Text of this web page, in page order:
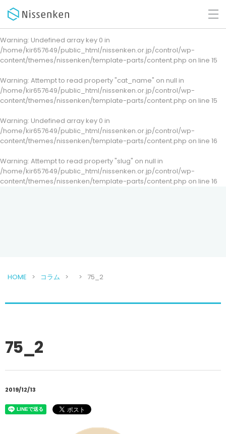
Warning: Undefined array key 0 in
/home/kir657649/public_html/nissenken.or.jp/control/wp-
content/themes/nissenken/template-parts/content.php on line 15
Warning: Attempt to read property "cat_name" on null in
/home/kir657649/public_html/nissenken.or.jp/control/wp-
content/themes/nissenken/template-parts/content.php on line 15
Warning: Undefined array key 0 in
/home/kir657649/public_html/nissenken.or.jp/control/wp-
content/themes/nissenken/template-parts/content.php on line 16
Warning: Attempt to read property "slug" on null in
/home/kir657649/public_html/nissenken.or.jp/control/wp-
content/themes/nissenken/template-parts/content.php on line 16
HOME コラム 75_2
75_2
2019/12/13